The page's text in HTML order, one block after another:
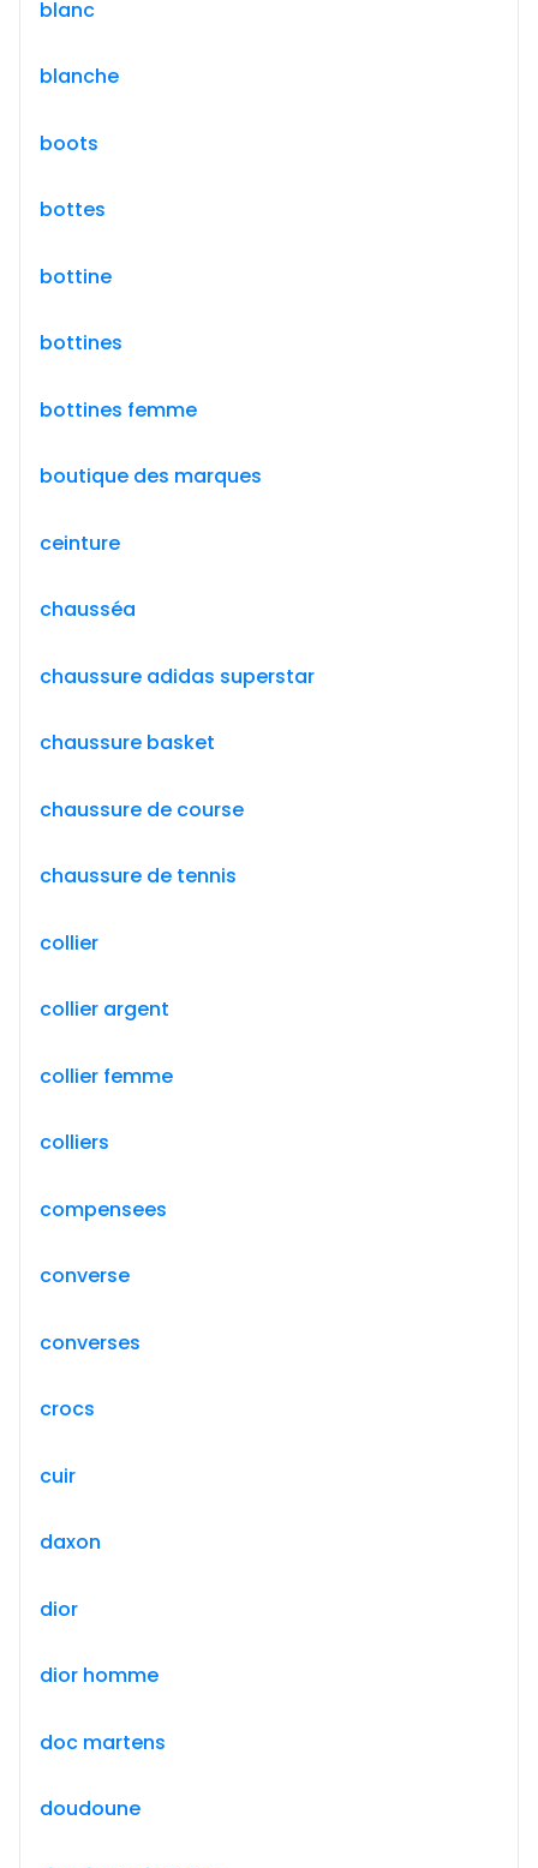
blanc
blanche
boots
bottes
bottine
bottines
bottines femme
boutique des marques
ceinture
chausséa
chaussure adidas superstar
chaussure basket
chaussure de course
chaussure de tennis
collier
collier argent
collier femme
colliers
compensees
converse
converses
crocs
cuir
daxon
dior
dior homme
doc martens
doudoune